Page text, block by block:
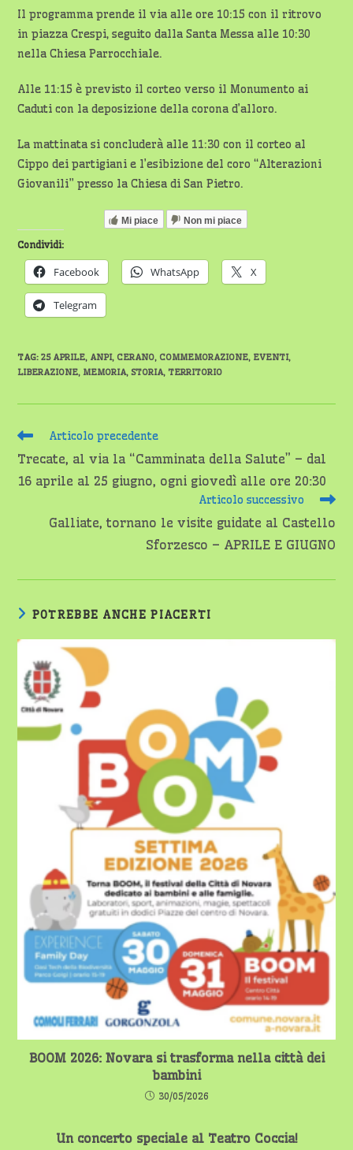
Il programma prende il via alle ore 10:15 con il ritrovo
in piazza Crespi, seguito dalla Santa Messa alle 10:30
nella Chiesa Parrocchiale.
Alle 11:15 è previsto il corteo verso il Monumento ai
Caduti con la deposizione della corona d’alloro.
La mattinata si concluderà alle 11:30 con il corteo al
Cippo dei partigiani e l’esibizione del coro “Alterazioni
Giovanili” presso la Chiesa di San Pietro.
Mi piace Non mi piace
Condividi:
Facebook WhatsApp X
Telegram
TAG:25 APRILE, ANPI, CERANO, COMMEMORAZIONE, EVENTI,
LIBERAZIONE, MEMORIA, STORIA, TERRITORIO
Leggi
articoli
Articolo precedente
Trecate, al via la “Camminata della Salute” – dal
16 aprile al 25 giugno, ogni giovedì alle ore 20:30
Articolo successivo
Galliate, tornano le visite guidate al Castello
Sforzesco – APRILE E GIUGNO
POTREBBE ANCHE PIACERTI
BOOM 2026: Novara si trasforma nella città dei
bambini
30/05/2026
Un concerto speciale al Teatro Coccia!